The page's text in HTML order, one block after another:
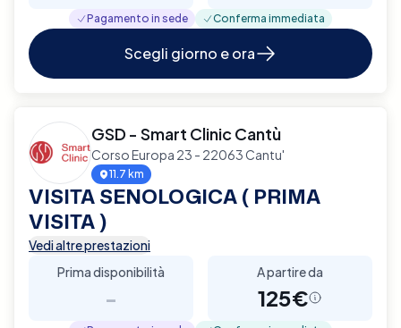
Pagamento in sede Conferma immediata
Scegli giorno e ora
GSD - Smart Clinic Cantù
Corso Europa 23 - 22063 Cantu'
11.7 km
VISITA SENOLOGICA ( PRIMA
VISITA )
Vedi altre prestazioni
Prima disponibilità
-
A partire da
125€